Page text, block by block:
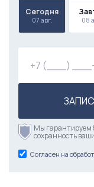
Сегодня
07 авг. 08
Мы гарантируем
сохранность
Согласен на